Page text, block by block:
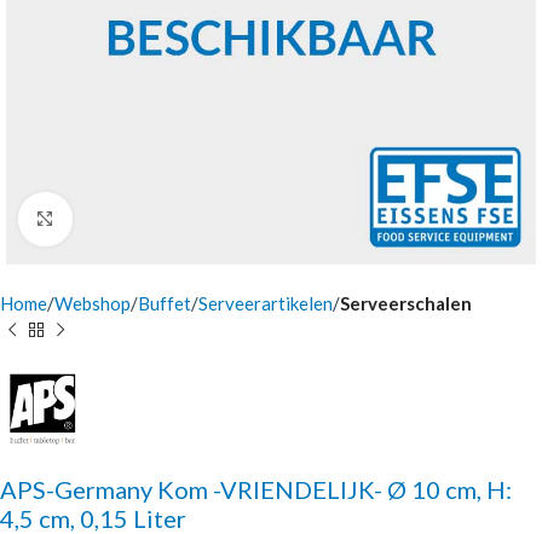
Home Webshop Buffet Serveerartikelen Serveerschalen
APS-Germany Kom -VRIENDELIJK- Ø 10 cm, H:
4,5 cm, 0,15 Liter